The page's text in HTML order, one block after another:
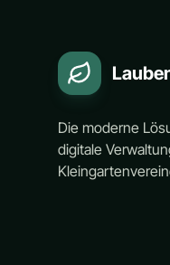
Die moderne
digitale